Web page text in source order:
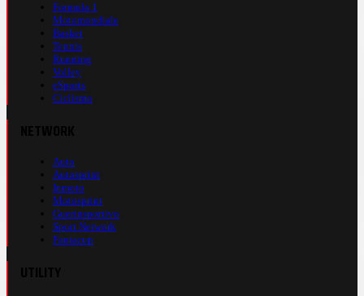
Formula 1
Motomondiale
Basket
Tennis
Running
Volley
eSports
Ciclismo
Auto
Autosprint
Inmoto
Motosprint
Guerinsportivo
Sport Network
Fantacup